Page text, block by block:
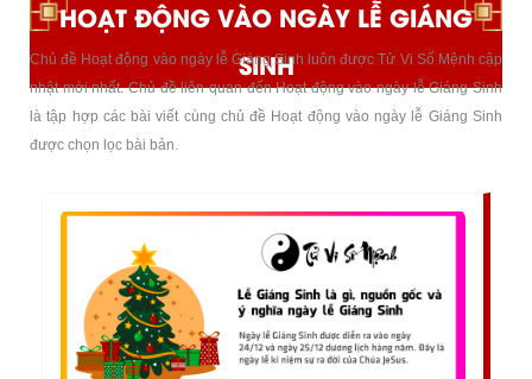
HOẠT ĐỘNG VÀO NGÀY LỄ GIÁNG
SINH
Chủ đề Hoạt động vào ngày lễ Giáng Sinh luôn được Tử Vi Số Mệnh cập
nhật mới nhất. Chủ đề liên quan đến Hoạt động vào ngày lễ Giáng Sinh
là tập hợp các bài viết cùng chủ đề Hoạt động vào ngày lễ Giáng Sinh
được chọn lọc bài bản.